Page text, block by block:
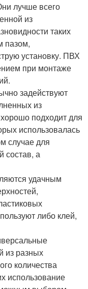
лучше всего
из
таких
пазом,
установку. ПВХ
при монтаже
задействуют
из
подходит для
использовалась
случае для
состав, а
удачным
либо клей,
из разных
количества
использование